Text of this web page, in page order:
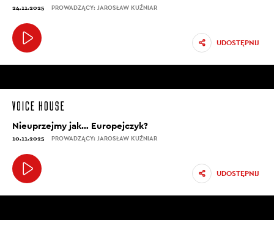
24.11.2025 PROWADZĄCY: JAROSŁAW KUŹNIAR
UDOSTĘPNIJ
Nieuprzejmy jak… Europejczyk?
10.11.2025 PROWADZĄCY: JAROSŁAW KUŹNIAR
UDOSTĘPNIJ